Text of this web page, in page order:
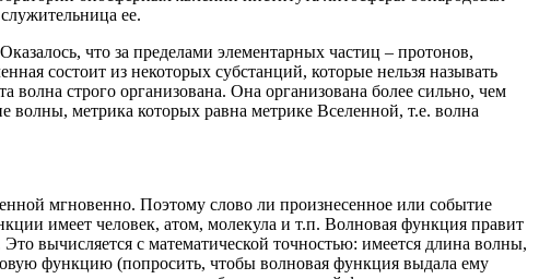
ее.
что за пределами элементарных частиц – протонов,
состоит из некоторых субстанций, которые нельзя называть
строго организована. Она организована более сильно, чем
метрика которых равна метрике Вселенной, т.е. волна
мгновенно. Поэтому слово ли произнесенное или событие
имеет человек, атом, молекула и т.п. Волновая функция правит
вычисляется с математической точностью: имеется длина волны,
функцию (попросить, чтобы волновая функция выдала ему